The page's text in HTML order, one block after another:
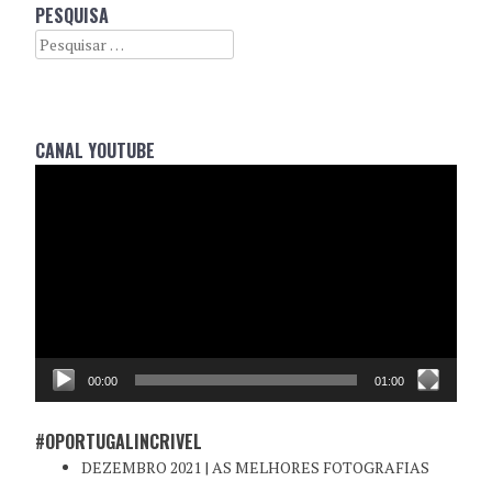
PESQUISA
Search
CANAL YOUTUBE
00:00 01:00
#OPORTUGALINCRIVEL
DEZEMBRO 2021 | AS MELHORES FOTOGRAFIAS